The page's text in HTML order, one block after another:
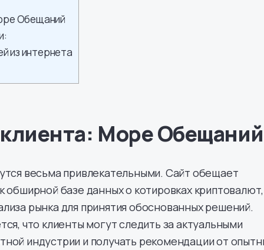
Обещаний
из интернета
Море Обещаний
весьма привлекательными. Сайт обещает
обширной базе данных о котировках
рынка для принятия обоснованных решений.
что клиенты могут следить за актуальными
индустрии и получать рекомендации от